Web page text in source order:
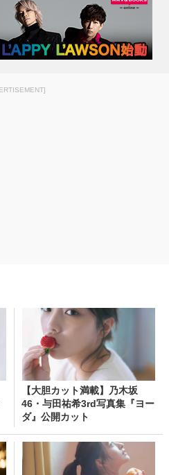
【大胆カット満載】乃木坂
46・与田祐希3rd写真集『ヨー
ダ』公開カット